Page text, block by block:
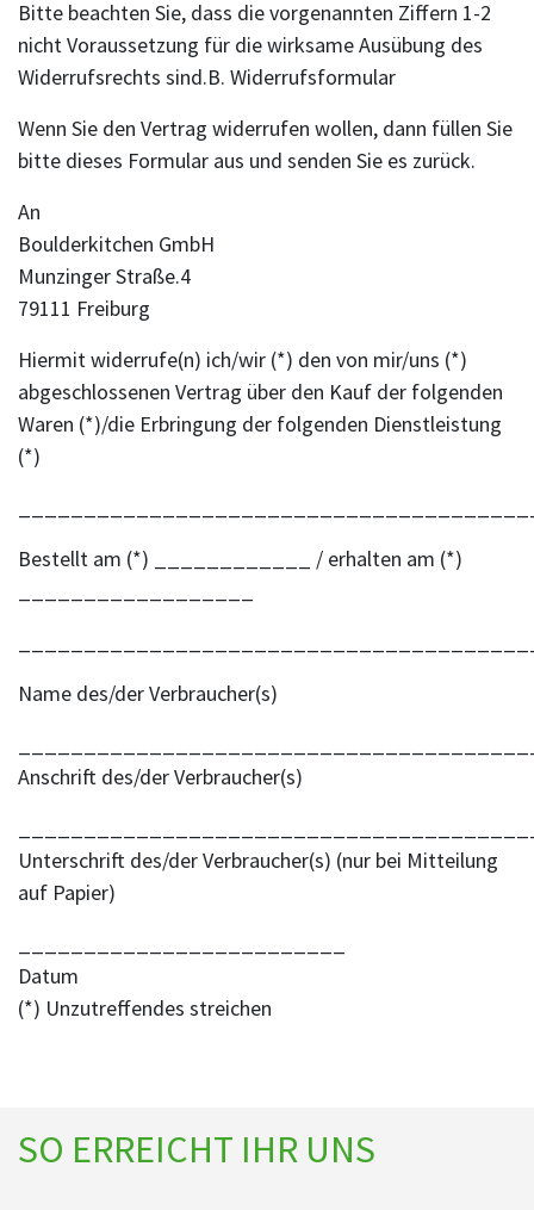
Bitte beachten Sie, dass die vorgenannten Ziffern 1-2
nicht Voraussetzung für die wirksame Ausübung des
Widerrufsrechts sind.B. Widerrufsformular
Wenn Sie den Vertrag widerrufen wollen, dann füllen Sie
bitte dieses Formular aus und senden Sie es zurück.
An
Boulderkitchen GmbH
Munzinger Straße.4
79111 Freiburg
Hiermit widerrufe(n) ich/wir (*) den von mir/uns (*)
abgeschlossenen Vertrag über den Kauf der folgenden
Waren (*)/die Erbringung der folgenden Dienstleistung
(*)
Bestellt am (*) ____________ / erhalten am (*)
Name des/der Verbraucher(s)
Anschrift des/der Verbraucher(s)
Unterschrift des/der Verbraucher(s) (nur bei Mitteilung
auf Papier)
Datum
(*) Unzutreffendes streichen
SO ERREICHT IHR UNS